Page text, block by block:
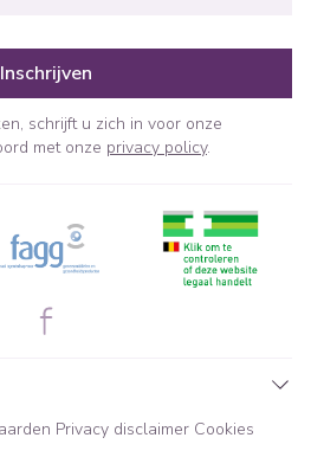
Inschrijven
schrijft u zich in voor onze
met onze privacy policy.
Privacy disclaimer Cookies